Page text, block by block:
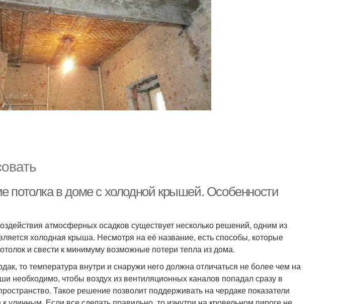
потолка в доме с холодной крышей. Особенности
атмосферных осадков существует несколько решений, одним из
холодная крыша. Несмотря на её название, есть способы, которые
и свести к минимуму возможные потери тепла из дома.
то температура внутри и снаружи него должна отличаться не более чем на
необходимо, чтобы воздух из вентиляционных каналов попадал сразу в
Такое решение позволит поддерживать на чердаке показатели